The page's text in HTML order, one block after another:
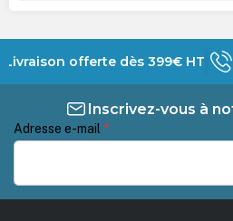
Livraison offerte dès 399€ HT
Inscrivez-vous à
Adresse e-mail *